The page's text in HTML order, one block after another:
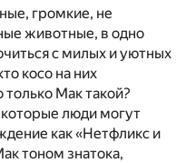
громкие, не
животные, в одно
с милых и уютных
косо на них
Мак такой?
люди могут
как «Нетфликс и
тоном знатока,